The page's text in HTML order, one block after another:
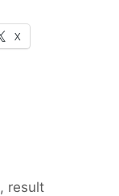
X
, result